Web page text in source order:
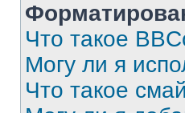
Что такое
Могу ли я
Что такое